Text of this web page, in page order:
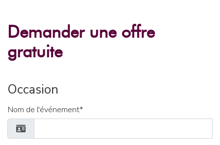
Demander une offre
gratuite
Occasion
Nom de l'événement*